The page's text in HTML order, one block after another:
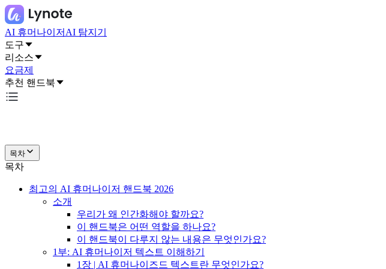
AI 휴머나이저 AI 탐지기
도구
리소스
요금제
추천 핸드북
목차
목차
최고의 AI 휴머나이저 핸드북 2026
소개
우리가 왜 인간화해야 할까요?
이 핸드북은 어떤 역할을 하나요?
이 핸드북이 다루지 않는 내용은 무엇인가요?
1부: AI 휴머나이저 텍스트 이해하기
1장 | AI 휴머나이즈드 텍스트란 무엇인가요?